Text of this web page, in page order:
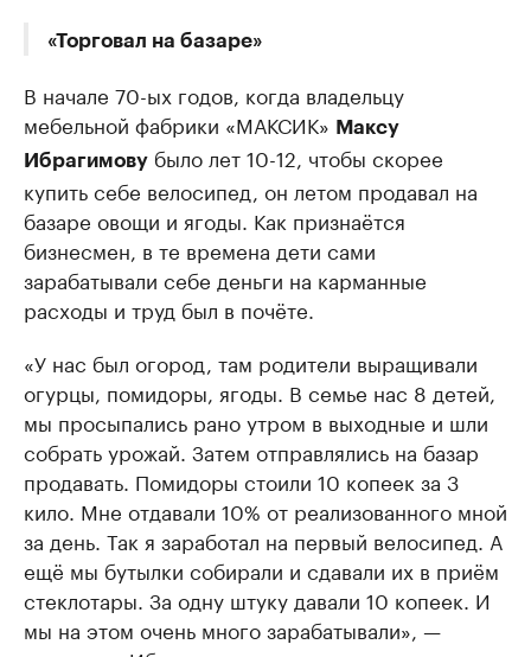
«Торговал на базаре»
В начале 70-ых годов, когда владельцу
мебельной фабрики «МАКСИК» Максу
Ибрагимову было лет 10-12, чтобы скорее
купить себе велосипед, он летом продавал на
базаре овощи и ягоды. Как признаётся
бизнесмен, в те времена дети сами
зарабатывали себе деньги на карманные
расходы и труд был в почёте.
«У нас был огород, там родители выращивали
огурцы, помидоры, ягоды. В семье нас 8 детей,
мы просыпались рано утром в выходные и шли
собрать урожай. Затем отправлялись на базар
продавать. Помидоры стоили 10 копеек за 3
кило. Мне отдавали 10% от реализованного мной
за день. Так я заработал на первый велосипед. А
ещё мы бутылки собирали и сдавали их в приём
стеклотары. За одну штуку давали 10 копеек. И
мы на этом очень много зарабатывали», —